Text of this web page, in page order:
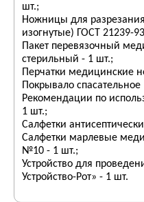
шт.;
Ножницы для
изогнутые) ГОСТ 21239-
Пакет перевязочный
стерильный - 1 шт.;
Перчатки медицинские
Покрывало
Рекомендации по
1 шт.;
Салфетки
Салфетки марлевые
№10 - 1 шт.;
Устройство для
Устройство-Рот» - 1 шт.